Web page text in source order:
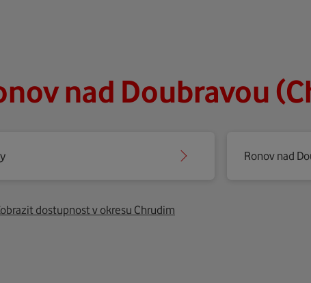
nad Doubravou
Ronov nad
dostupnost v okresu Chrudim